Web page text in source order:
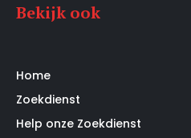
Bekijk ook
Home
Zoekdienst
Help onze Zoekdienst